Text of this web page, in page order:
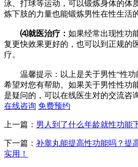
泳、打球等运动，可以锻炼身体的体
炼下肢的力量也能锻炼男性在性生活
⑷就医治疗： 如果经常出现性功
复更快效果更好的，也可以到正规的
疗。
温馨提示：以上是关于男性“性功
希望对您有帮助。如果关于男性性功
是疑问的，可以在线医生对的交流咨询
在线咨询 免费预约
上一篇： 男人到了什么年龄就性功能
下一篇： 补睾丸能提高性功能吗？提
实用！